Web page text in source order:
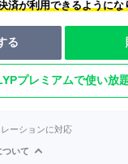
済が利用できるようにな
る
プレミアムで使い放
ーションに対応
いて